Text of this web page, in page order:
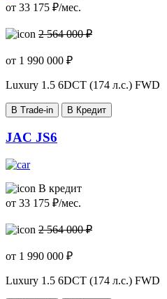
от 33 175 ₽/мес.
2 564 000 ₽
от 1 990 000 ₽
Luxury 1.5 6DCT (174 л.с.) FWD
В Trade-in В Кредит
JAC JS6
В кредит
от 33 175 ₽/мес.
2 564 000 ₽
от 1 990 000 ₽
Luxury 1.5 6DCT (174 л.с.) FWD